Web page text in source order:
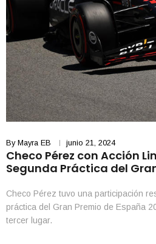
By Mayra EB junio 21, 2024
Checo Pérez con Acción
Segunda Práctica del
Checo Pérez tuvo una participación
práctica del Gran Premio de España
tercer lugar.